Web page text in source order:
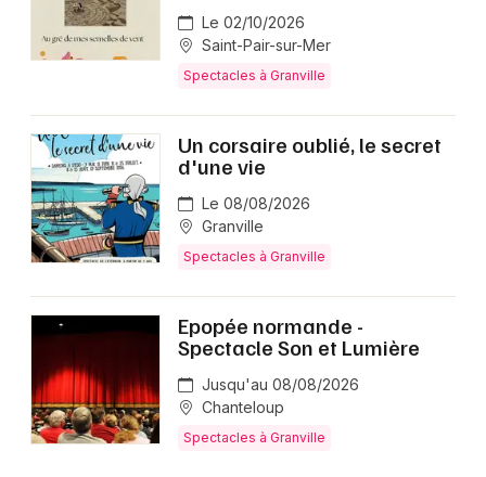
Le 02/10/2026
Saint-Pair-sur-Mer
Spectacles à Granville
Un corsaire oublié, le secret
d'une vie
Le 08/08/2026
Granville
Spectacles à Granville
Epopée normande -
Spectacle Son et Lumière
Jusqu'au 08/08/2026
Chanteloup
Spectacles à Granville